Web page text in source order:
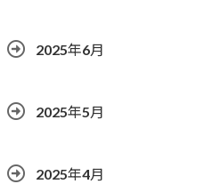
2025年6月
2025年5月
2025年4月